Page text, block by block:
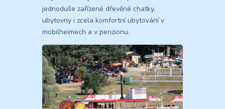
jednoduše zařízené dřevěné chatky,
ubytovny i zcela komfortní ubytování v
mobilheimech a v penzionu.